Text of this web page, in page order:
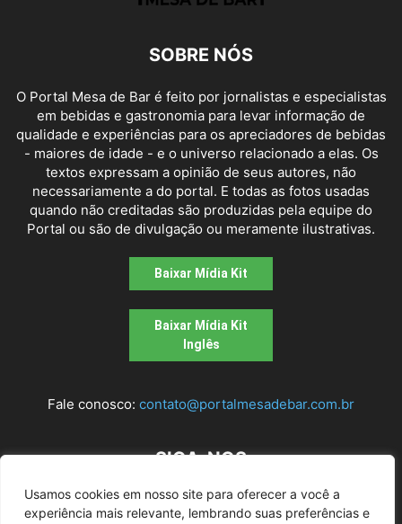
Usamos cookies em nosso site para oferecer a você a
experiência mais relevante, lembrando suas preferências e
SOBRE NÓS
O Portal Mesa de Bar é feito por jornalistas e especialistas
em bebidas e gastronomia para levar informação de
qualidade e experiências para os apreciadores de bebidas
- maiores de idade - e o universo relacionado a elas. Os
textos expressam a opinião de seus autores, não
necessariamente a do portal. E todas as fotos usadas
quando não creditadas são produzidas pela equipe do
Portal ou são de divulgação ou meramente ilustrativas.
Baixar Mídia Kit
Baixar Mídia Kit
Inglês
Fale conosco: contato@portalmesadebar.com.br
SIGA-NOS